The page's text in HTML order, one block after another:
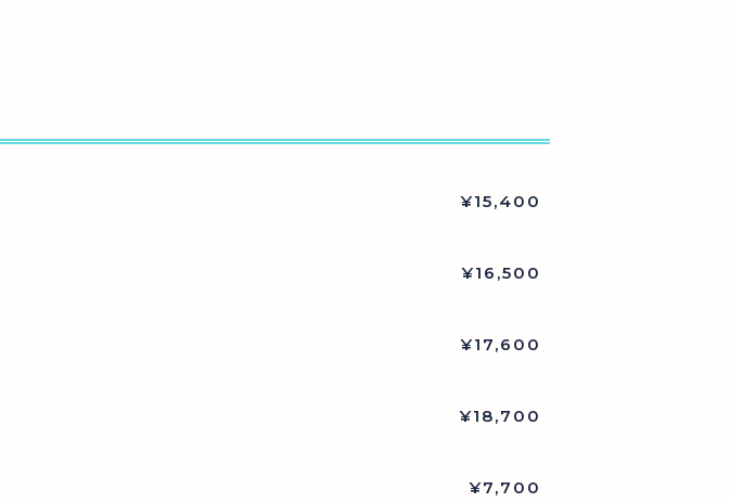
¥15,400
¥16,500
¥17,600
¥18,700
¥7,700